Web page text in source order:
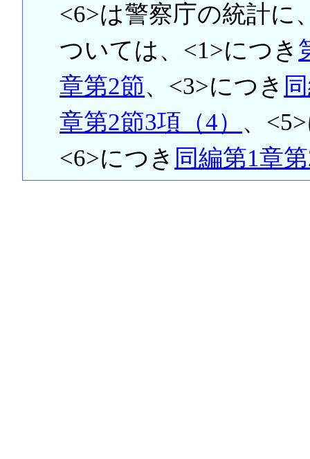
<6>は警察庁の統計に
ついては、<1>につき
章第2節、<3>につき
章第2節3項（4） 、
<6>につき 同編第1章